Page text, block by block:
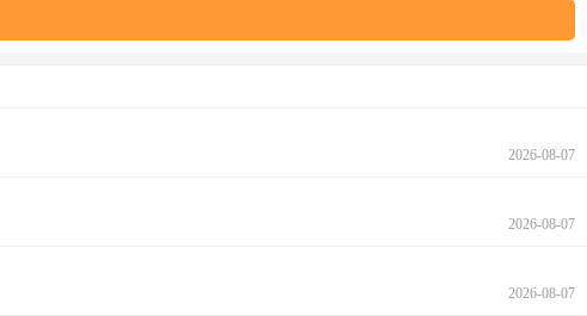
2026-08-07
2026-08-07
2026-08-07